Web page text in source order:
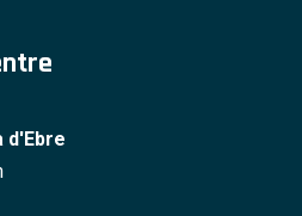
d'Ebre